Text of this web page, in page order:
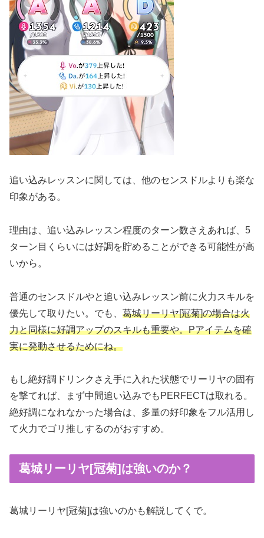
追い込みレッスンに関しては、他のセンスドルよりも楽な
印象がある。
理由は、追い込みレッスン程度のターン数さえあれば、5
ターン目くらいには好調を貯めることができる可能性が高
いから。
普通のセンスドルやと追い込みレッスン前に火力スキルを
優先して取りたい。でも、 葛城リーリヤ[冠菊]の場合は火
力と同様に好調アップのスキルも重要や。Pアイテムを確
実に発動させるためにね。
もし絶好調ドリンクさえ手に入れた状態でリーリヤの固有
を撃てれば、まず中間追い込みでもPERFECTは取れる。
絶好調になれなかった場合は、多量の好印象をフル活用し
て火力でゴリ推しするのがおすすめ。
葛城リーリヤ[冠菊]は強いのか？
葛城リーリヤ[冠菊]は強いのかも解説してくで。